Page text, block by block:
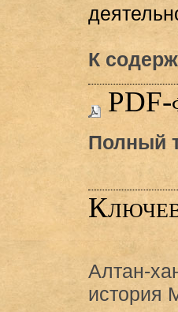
К
PDF-
Полный
Алтан-
история